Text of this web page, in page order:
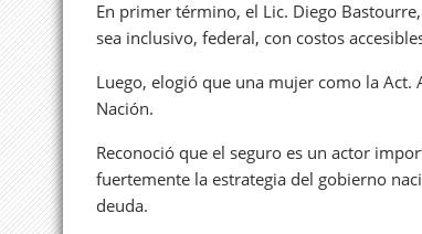
En primer término, el Lic. Diego
sea inclusivo, federal, con costos
Luego, elogió que una mujer como la Act.
Nación.
Reconoció que el seguro es un actor
fuertemente la estrategia del gobierno
deuda.